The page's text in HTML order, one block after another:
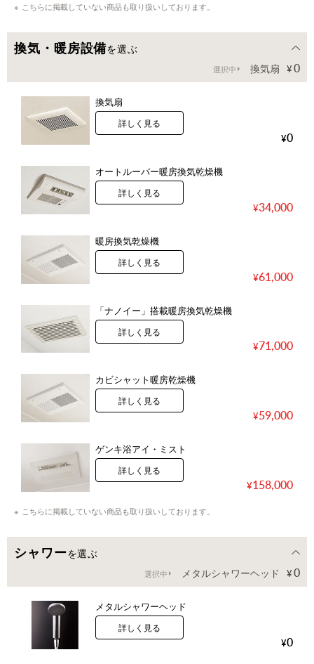
こちらに掲載していない商品も取り扱いしております。
換気・暖房設備を選ぶ
選択中 換気扇 0
換気扇
詳しく見る
0
オートルーバー暖房換気乾燥機
詳しく見る
34,000
暖房換気乾燥機
詳しく見る
61,000
「ナノイー」搭載暖房換気乾燥機
詳しく見る
71,000
カビシャット暖房乾燥機
詳しく見る
59,000
ゲンキ浴アイ・ミスト
詳しく見る
158,000
こちらに掲載していない商品も取り扱いしております。
シャワーを選ぶ
選択中 メタルシャワーヘッド 0
メタルシャワーヘッド
詳しく見る
0